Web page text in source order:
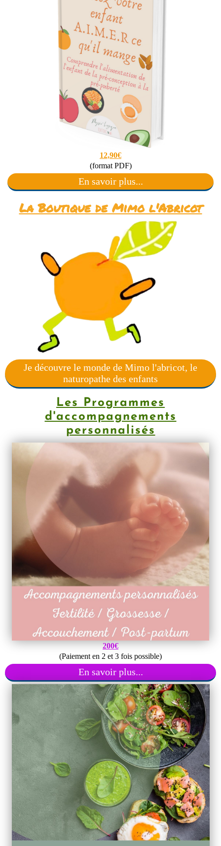
12,90€
(format PDF)
En savoir plus...
La Boutique de Mimo l'Abricot
Je découvre le monde de Mimo l'abricot, le
naturopathe des enfants
Les Programmes
d'accompagnements
personnalisés
200€
(Paiement en 2 et 3 fois possible)
En savoir plus...